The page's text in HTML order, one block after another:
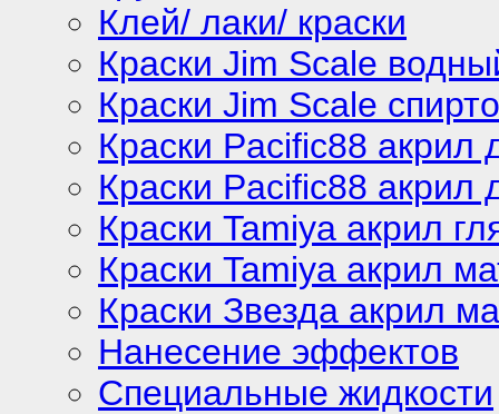
Клей/ лаки/ краски
Краски Jim Scale
Краски Jim Scale
Краски Pacific88 акрил
Краски Pacific88 акрил
Краски Tamiya акрил
Краски Tamiya акрил
Краски Звезда акрил
Нанесение эффектов
Специальные жидкости